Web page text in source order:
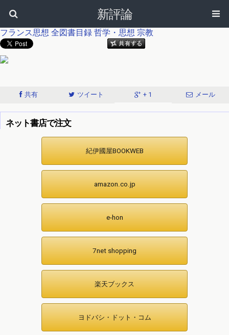
新評論
フランス思想 全図書目録 哲学・思想 宗教
共有 ツイート + 1 メール
ネット書店で注文
紀伊國屋BOOKWEB
amazon.co.jp
e-hon
7net shopping
楽天ブックス
ヨドバシ・ドット・コム